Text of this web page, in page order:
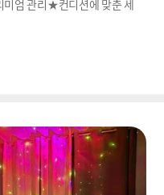
엄 관리★컨디션에 맞춘 세